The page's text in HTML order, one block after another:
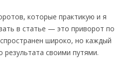
которые практикую и я
в статье — это приворот по
широко, но каждый
результата своими путями.